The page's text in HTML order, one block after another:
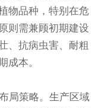
物品种，特别在危
则需兼顾初期建设
、抗病虫害、耐粗
成本。
策略。生产区域